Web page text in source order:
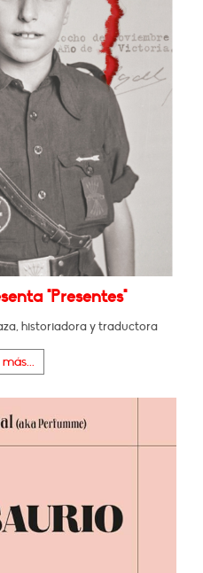
"Presentes"
historiadora y traductora
más...